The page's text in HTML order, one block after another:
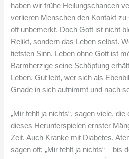
haben wir frühe Heilungschancen
verlieren Menschen den Kontakt
oft unbemerkt. Doch Gott ist nicht
Relikt, sondern das Leben selbst.
tiefsten Sinn. Leben ohne Gott ist
Barmherzige seine Schöpfung
Leben. Gut lebt, wer sich als
Gnade in sich aufnimmt und nach
„Mir fehlt ja nichts“, sagen viele,
dieses Herunterspielen ernster
Zeit. Auch Kranke mit Diabetes,
sagen oft: „Mir fehlt ja nichts“ – bis